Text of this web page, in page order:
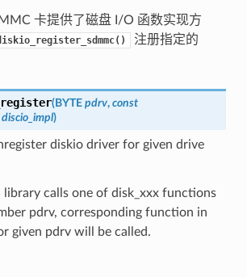
卡提供了磁盘 I/O 函数实现方
注册指定的
(BYTE pdrv, const
discio_impl)
diskio driver for given drive
library calls one of disk_xxx functions
pdrv, corresponding function in
given pdrv will be called.